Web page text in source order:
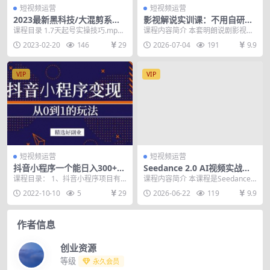
短视频运营
2023最新黑科技/大混剪系
统：批量一键制作100+条原创
视频技能
课程目录 1.7天起号实操技巧.mp4
2.短视频批量混剪实操流程.mp4
3....2023-02-20 146 29
短视频运营
影视解说实训课：不用自研创
作思路，万能文案公式直接套
用，搭配全套剪辑教程，快速
入局影视解说
课程内容简介 本套明朗说剧影视解
说全套教程，零基础全覆盖实操教
学，包含剪辑软件安...
2026-07-04 191 9.9
VIP
短视频运营
抖音小程序一个能日入300+的
副业项目，变现、起号、素
课程目录： 1、抖音小程序项目有
哪些核心优势? 2、抖音小程序4大
变现模式? 3...
2022-10-10 5 29
VIP
短视频运营
Seedance 2.0 AI视频实战必
修课：10节课从平台选型到广
课程内容简介 本课程是Seedance
2.0 AI视频实战必修课，系统讲解S
e... 2026-06-22 119 9.9
作者信息
创业资源
等级 永久会员